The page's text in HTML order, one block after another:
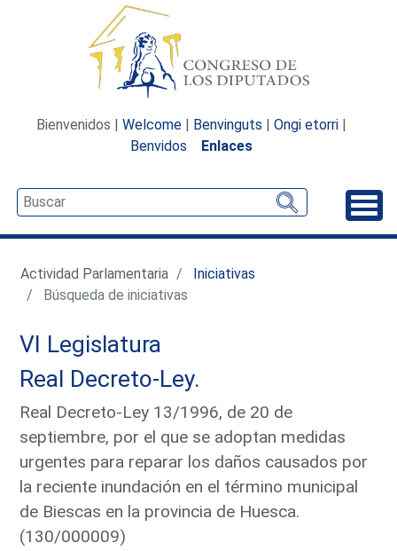
Bienvenidos | Welcome | Benvinguts | Ongi etorri |
Benvidos
Enlaces
Actividad Parlamentaria
Iniciativas
Búsqueda de iniciativas
VI Legislatura
Real Decreto-Ley.
Real Decreto-Ley 13/1996, de 20 de
septiembre, por el que se adoptan medidas
urgentes para reparar los daños causados por
la reciente inundación en el término municipal
de Biescas en la provincia de Huesca.
(130/000009)